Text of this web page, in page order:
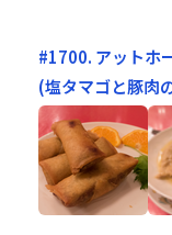
#1700. アットホ
(塩タマゴと豚肉